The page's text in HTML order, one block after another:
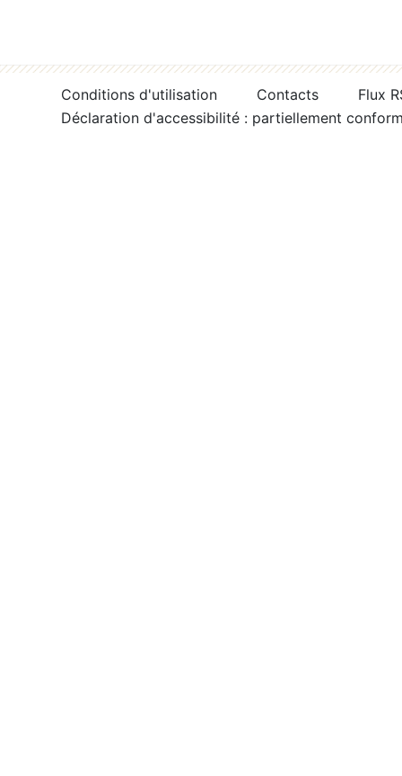
Conditions d'utilisation Contacts
Flux
Déclaration d'accessibilité : partiellement